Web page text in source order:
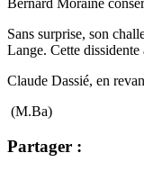
Sans surprise, son
Lange. Cette
Claude Dassié, en
(M.Ba)
Partager :